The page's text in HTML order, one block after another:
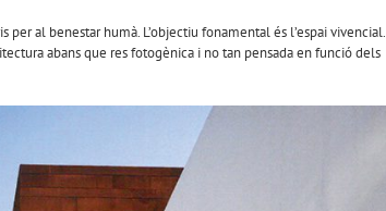
al benestar humà. L’objectiu fonamental és l’espai vivencial.
abans que res fotogènica i no tan pensada en funció dels